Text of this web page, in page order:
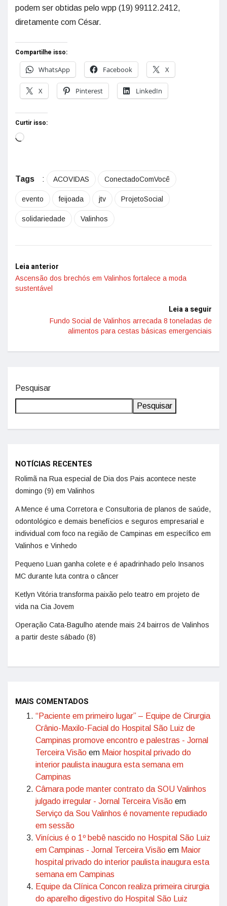
podem ser obtidas pelo wpp (19) 99112.2412,
diretamente com César.
Compartilhe isso:
WhatsApp
Facebook X
X Pinterest LinkedIn
Curtir isso:
Tags : ACOVIDAS ConectadoComVocê
evento feijoada jtv ProjetoSocial
solidariedade Valinhos
Leia anterior
Ascensão dos brechós em Valinhos fortalece a moda
sustentável
Leia a seguir
Fundo Social de Valinhos arrecada 8 toneladas de
alimentos para cestas básicas emergenciais
Pesquisar
Pesquisar
NOTÍCIAS RECENTES
Rolimã na Rua especial de Dia dos Pais acontece neste
domingo (9) em Valinhos
A Mence é uma Corretora e Consultoria de planos de saúde,
odontológico e demais benefícios e seguros empresarial e
individual com foco na região de Campinas em específico em
Valinhos e Vinhedo
Pequeno Luan ganha colete e é apadrinhado pelo Insanos
MC durante luta contra o câncer
Ketlyn Vitória transforma paixão pelo teatro em projeto de
vida na Cia Jovem
Operação Cata-Bagulho atende mais 24 bairros de Valinhos
a partir deste sábado (8)
MAIS COMENTADOS
“Paciente em primeiro lugar” – Equipe de Cirurgia
Crânio-Maxilo-Facial do Hospital São Luiz de
Campinas promove encontro e palestras - Jornal
Terceira Visão em Maior hospital privado do
interior paulista inaugura esta semana em
Campinas
Câmara pode manter contrato da SOU Valinhos
julgado irregular - Jornal Terceira Visão em
Serviço da Sou Valinhos é novamente repudiado
em sessão
Vinícius é o 1º bebê nascido no Hospital São Luiz
em Campinas - Jornal Terceira Visão em Maior
hospital privado do interior paulista inaugura esta
semana em Campinas
Equipe da Clínica Concon realiza primeira cirurgia
do aparelho digestivo do Hospital São Luiz